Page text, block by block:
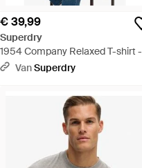
€ 39,99
Superdry
1954 Company Relaxed T-shirt -
Zwart
VanSuperdry